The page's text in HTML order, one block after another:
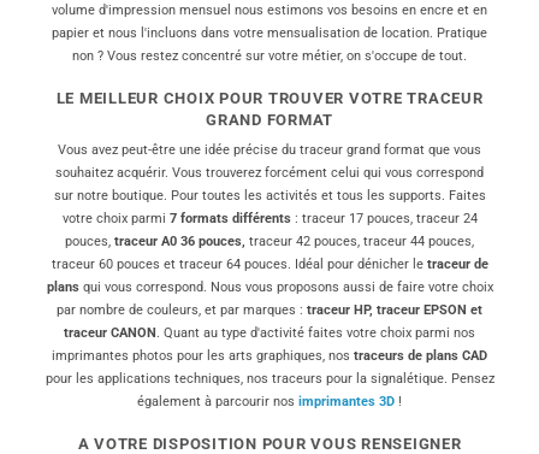
volume d'impression mensuel nous estimons vos besoins en encre et en
papier et nous l'incluons dans votre mensualisation de location. Pratique
non ? Vous restez concentré sur votre métier, on s'occupe de tout.
LE MEILLEUR CHOIX POUR TROUVER VOTRE TRACEUR
GRAND FORMAT
Vous avez peut-être une idée précise du traceur grand format que vous
souhaitez acquérir. Vous trouverez forcément celui qui vous correspond
sur notre boutique. Pour toutes les activités et tous les supports. Faites
votre choix parmi 7 formats différents: traceur 17 pouces, traceur 24
pouces, traceur A0 36 pouces, traceur 42 pouces, traceur 44 pouces,
traceur 60 pouces et traceur 64 pouces. Idéal pour dénicher le traceur de
plansqui vous correspond. Nous vous proposons aussi de faire votre choix
par nombre de couleurs, et par marques : traceur HP, traceur EPSON et
traceur CANON . Quant au type d'activité faites votre choix parmi nos
imprimantes photos pour les arts graphiques, nos traceurs de plans CAD
pour les applications techniques, nos traceurs pour la signalétique. Pensez
également à parcourir nos imprimantes 3D !
A VOTRE DISPOSITION POUR VOUS RENSEIGNER